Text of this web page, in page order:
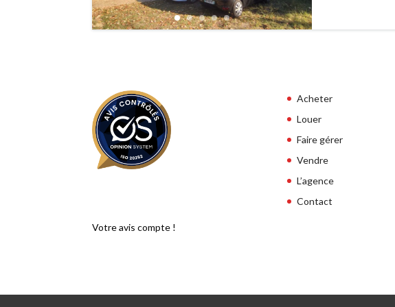
Votre avis compte !
Acheter
Louer
Faire gérer
Vendre
L’agence
Contact